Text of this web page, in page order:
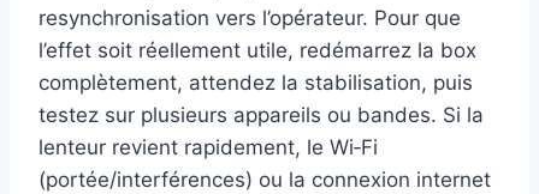
resynchronisation vers l’opérateur. Pour que
l’effet soit réellement utile, redémarrez la box
complètement, attendez la stabilisation, puis
testez sur plusieurs appareils ou bandes. Si la
lenteur revient rapidement, le Wi‑Fi
(portée/interférences) ou la connexion internet